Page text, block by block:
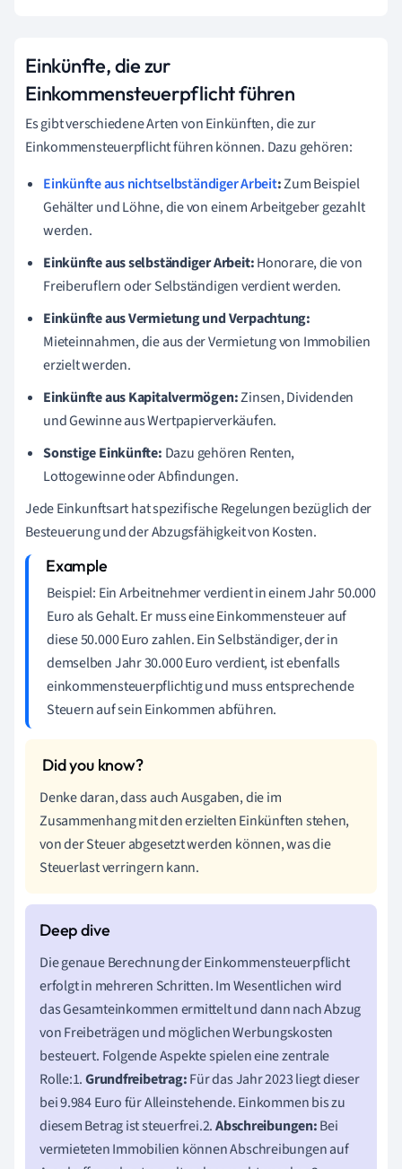
Einkünfte, die zur
Einkommensteuerpflicht führen
Es gibt verschiedene Arten von Einkünften, die zur
Einkommensteuerpflicht führen können. Dazu gehören:
Einkünfte aus nichtselbständiger Arbeit:Zum Beispiel
Gehälter und Löhne, die von einem Arbeitgeber gezahlt
werden.
Einkünfte aus selbständiger Arbeit:Honorare, die von
Freiberuflern oder Selbständigen verdient werden.
Einkünfte aus Vermietung und Verpachtung:
Mieteinnahmen, die aus der Vermietung von Immobilien
erzielt werden.
Einkünfte aus Kapitalvermögen:Zinsen, Dividenden
und Gewinne aus Wertpapierverkäufen.
Sonstige Einkünfte: Dazu gehören Renten,
Lottogewinne oder Abfindungen.
Jede Einkunftsart hat spezifische Regelungen bezüglich der
Besteuerung und der Abzugsfähigkeit von Kosten.
Beispiel: Ein Arbeitnehmer verdient in einem Jahr 50.000
Euro als Gehalt. Er muss eine Einkommensteuer auf
diese 50.000 Euro zahlen. Ein Selbständiger, der in
demselben Jahr 30.000 Euro verdient, ist ebenfalls
einkommensteuerpflichtig und muss entsprechende
Steuern auf sein Einkommen abführen.
Denke daran, dass auch Ausgaben, die im
Zusammenhang mit den erzielten Einkünften stehen,
von der Steuer abgesetzt werden können, was die
Steuerlast verringern kann.
Die genaue Berechnung der Einkommensteuerpflicht
erfolgt in mehreren Schritten. Im Wesentlichen wird
das Gesamteinkommen ermittelt und dann nach Abzug
von Freibeträgen und möglichen Werbungskosten
besteuert. Folgende Aspekte spielen eine zentrale
Rolle:1.Grundfreibetrag:Für das Jahr 2023 liegt dieser
bei 9.984 Euro für Alleinstehende. Einkommen bis zu
diesem Betrag ist steuerfrei.2.Abschreibungen:Bei
vermieteten Immobilien können Abschreibungen auf